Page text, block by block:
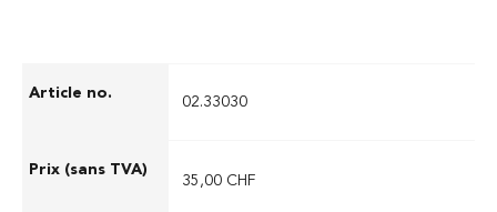
02.33030
35,00 CHF